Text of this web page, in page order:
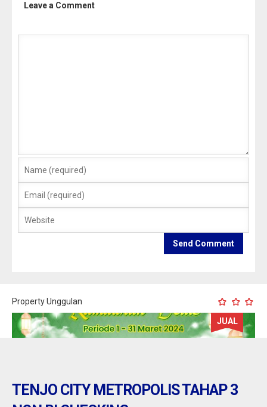
Leave a Comment
Property Unggulan
JUAL
TENJO CITY METROPOLIS TAHAP 3